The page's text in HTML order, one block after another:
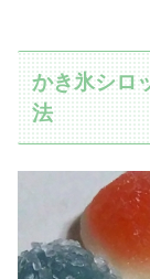
かき氷シロ
法